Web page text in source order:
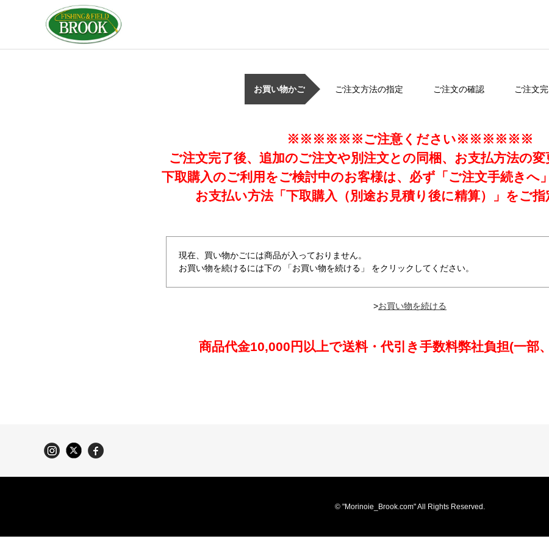
お買い物かご ご注文方法の指定 ご注文の確認 ご注文
※※※※※※ご注意ください※※※※※※
ご注文完了後、追加のご注文や別注文との同梱、お支払方法の変
下取購入のご利用をご検討中のお客様は、必ず「ご注文手続きへ
お支払い方法「下取購入（別途お見積り後に精算）」をご指
現在、買い物かごには商品が入っておりません。
お買い物を続けるには下の 「お買い物を続ける」 をクリックしてください。
>
商品代金10,000円以上で送料・代引き手数料弊社負担(一部
© "Morinoie_Brook.com" All Rights Reserved.